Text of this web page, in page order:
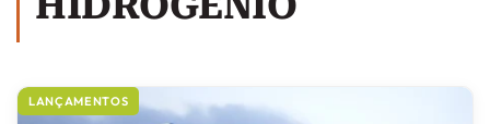
LANÇAMENTOS